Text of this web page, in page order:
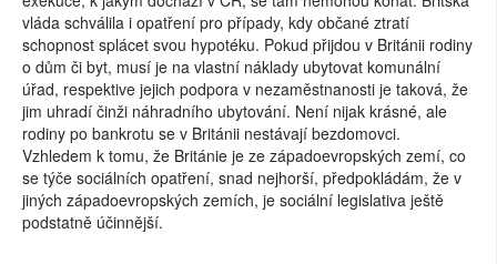
vláda schválila i opatření pro případy, kdy občané ztratí
schopnost splácet svou hypotéku. Pokud přijdou v Británii rodiny
o dům či byt, musí je na vlastní náklady ubytovat komunální
úřad, respektive jejich podpora v nezaměstnanosti je taková, že
jim uhradí činži náhradního ubytování. Není nijak krásné, ale
rodiny po bankrotu se v Británii nestávají bezdomovci.
Vzhledem k tomu, že Británie je ze západoevropských zemí, co
se týče sociálních opatření, snad nejhorší, předpokládám, že v
jiných západoevropských zemích, je sociální legislativa ještě
podstatně účinnější.